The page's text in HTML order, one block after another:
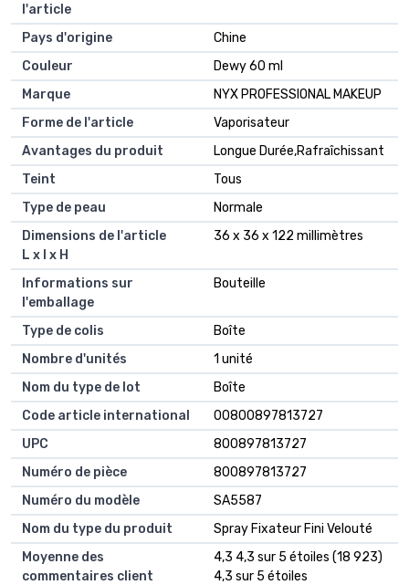
l'article
Pays d'origine
Chine
Couleur
Dewy 60 ml
Marque
NYX PROFESSIONAL MAKEUP
Forme de l'article
Vaporisateur
Avantages du produit
Longue Durée,Rafraîchissant
Teint
Tous
Type de peau
Normale
Dimensions de l'article
L x l x H
36 x 36 x 122 millimètres
Informations sur
l'emballage
Bouteille
Type de colis
Boîte
Nombre d'unités
1 unité
Nom du type de lot
Boîte
Code article international
00800897813727
UPC
800897813727
Numéro de pièce
800897813727
Numéro du modèle
SA5587
Nom du type du produit
Spray Fixateur Fini Velouté
Moyenne des
commentaires client
4,3 4,3 sur 5 étoiles (18 923)
4,3 sur 5 étoiles